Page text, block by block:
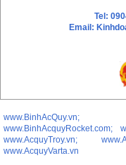
Tel:
Email:
www.BinhAcquyRocket.com;
www.AcquyTroy.vn;
www.AcquyVarta.vn